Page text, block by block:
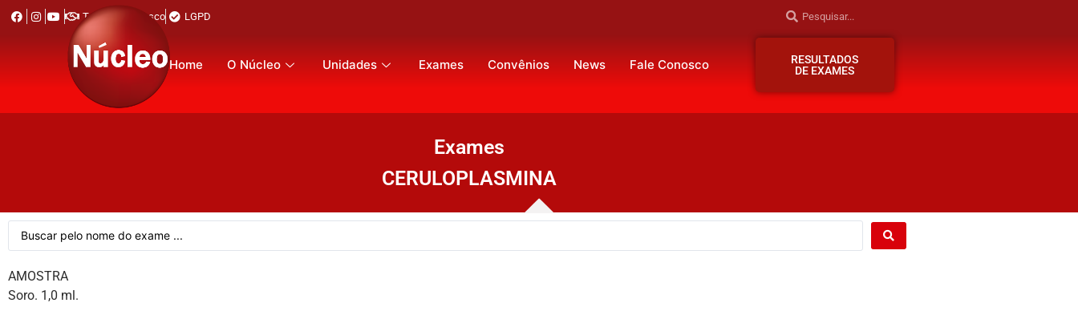
Trabalhe Conosco LGPD
Home O Núcleo Unidades Exames Convênios News Fale Conosco
RESULTADOS
DE EXAMES
Exames
CERULOPLASMINA
AMOSTRA
Soro. 1,0 ml.